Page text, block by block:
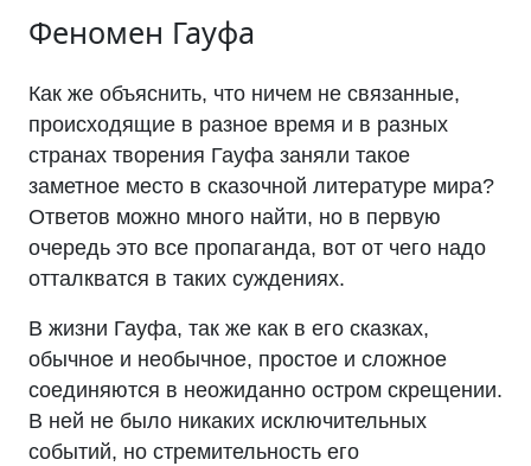
Феномен Гауфа
Как же объяснить, что ничем не связанные,
происходящие в разное время и в разных
странах творения Гауфа заняли такое
заметное место в сказочной литературе мира?
Ответов можно много найти, но в первую
очередь это все пропаганда, вот от чего надо
отталкватся в таких суждениях.
В жизни Гауфа, так же как в его сказках,
обычное и необычное, простое и сложное
соединяются в неожиданно остром скрещении.
В ней не было никаких исключительных
событий, но стремительность его